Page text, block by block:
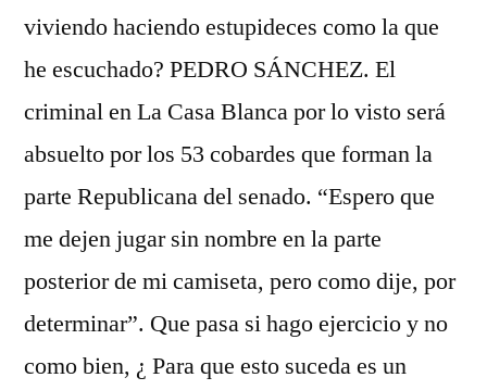
viviendo haciendo estupideces como la que
he escuchado? PEDRO SÁNCHEZ. El
criminal en La Casa Blanca por lo visto será
absuelto por los 53 cobardes que forman la
parte Republicana del senado. “Espero que
me dejen jugar sin nombre en la parte
posterior de mi camiseta, pero como dije, por
determinar”. Que pasa si hago ejercicio y no
como bien, ¿ Para que esto suceda es un